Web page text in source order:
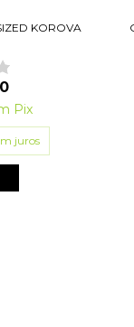
KOROVA
Pix
juros